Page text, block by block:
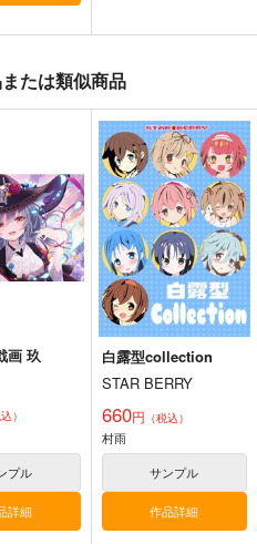
ウンテン
グア
プル
カート
黒白のアヴェスター 2
関
専売 2,178円（税込）
オリジナル
サンプル
カート
たは類似商品
画 玖
）
プル
詳細
白露型collection
STAR BERRY
660円 （税込）
村雨
サンプル
作品詳細